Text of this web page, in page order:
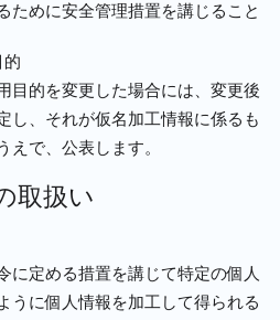
ために安全管理措置を講じること
的
目的を変更した場合には、変更後
し、それが仮名加工情報に係るも
えで、公表します。
取扱い
に定める措置を講じて特定の個人
うに個人情報を加工して得られる